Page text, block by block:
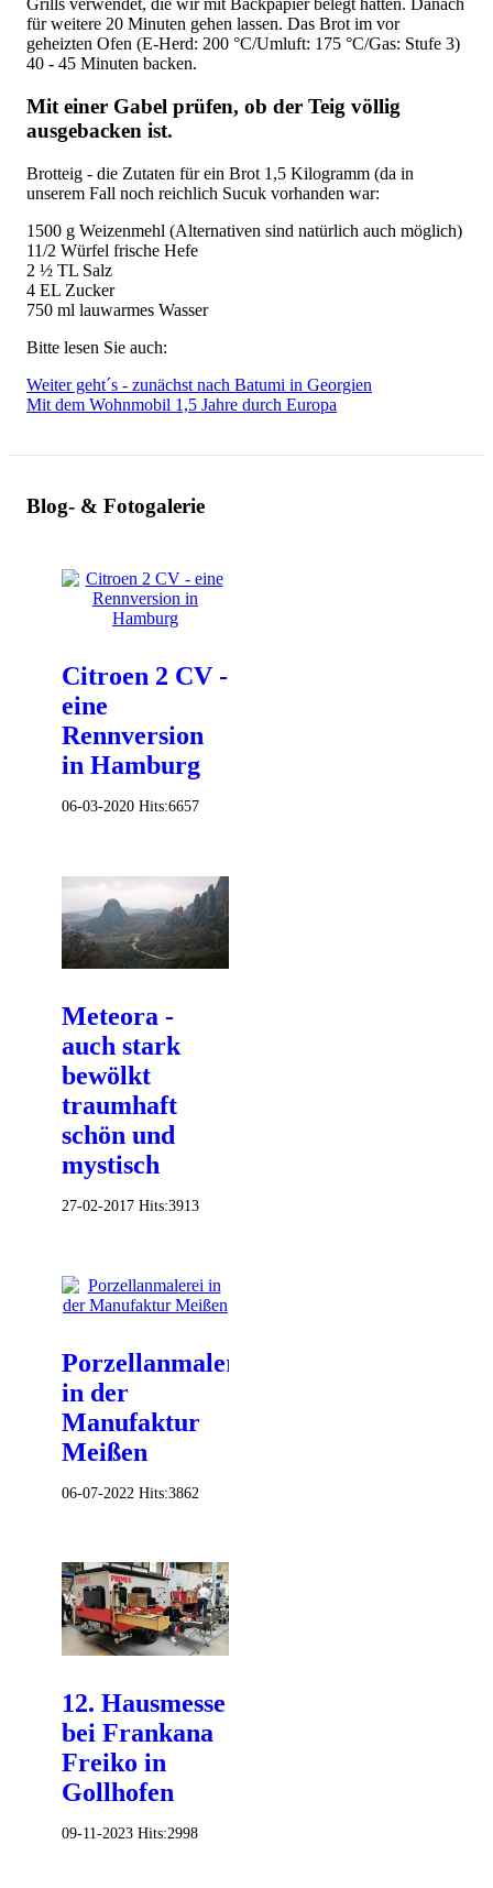
Grills verwendet, die wir mit Backpapier belegt hatten. Danach
für weitere 20 Minuten gehen lassen. Das Brot im vor
geheizten Ofen (E-Herd: 200 °C/Umluft: 175 °C/Gas: Stufe 3)
40 - 45 Minuten backen.
Mit einer Gabel prüfen, ob der Teig völlig
ausgebacken ist.
Brotteig - die Zutaten für ein Brot 1,5 Kilogramm (da in
unserem Fall noch reichlich Sucuk vorhanden war:
1500 g Weizenmehl (Alternativen sind natürlich auch möglich)
11/2 Würfel frische Hefe
2 ½ TL Salz
4 EL Zucker
750 ml lauwarmes Wasser
Bitte lesen Sie auch:
Weiter geht´s - zunächst nach Batumi in Georgien
Mit dem Wohnmobil 1,5 Jahre durch Europa
Blog- & Fotogalerie
Citroen 2 CV -
eine
Rennversion
in Hamburg
06-03-2020 Hits:6657
Meteora -
auch stark
bewölkt
traumhaft
schön und
mystisch
27-02-2017 Hits:3913
Porzellanmalerei
in der
Manufaktur
Meißen
06-07-2022 Hits:3862
12. Hausmesse
bei Frankana
Freiko in
Gollhofen
09-11-2023 Hits:2998